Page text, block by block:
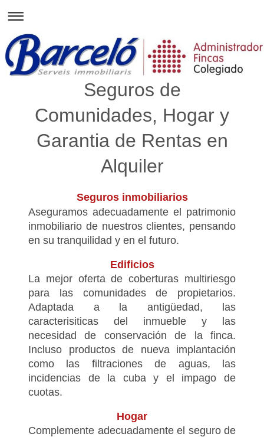
Seguros de
Comunidades, Hogar y
Garantia de Rentas en
Alquiler
Seguros inmobiliarios
Aseguramos adecuadamente el patrimonio
inmobiliario de nuestros clientes, pensando
en su tranquilidad y en el futuro.
Edificios
La mejor oferta de coberturas multiriesgo
para las comunidades de propietarios.
Adaptada a la antigüedad, las
caracterisiticas del inmueble y las
necesidad de conservación de la finca.
Incluso productos de nueva implantación
como las filtraciones de aguas, las
incidencias de la cuba y el impago de
cuotas.
Hogar
Complemente adecuadamente el seguro de